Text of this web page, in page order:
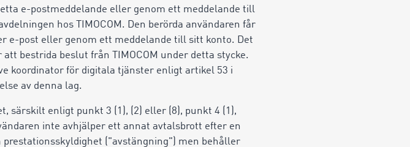
e-postmeddelande eller genom ett meddelande till
hos TIMOCOM. Den berörda användaren får
e-post eller genom ett meddelande till sitt konto. Det
bestrida beslut från TIMOCOM under detta stycke.
koordinator för digitala tjänster enligt artikel 53 i
av denna lag.
särskilt enligt punkt 3 (1), (2) eller (8), punkt 4 (1),
inte avhjälper ett annat avtalsbrott efter en
prestationsskyldighet ("avstängning") men behåller